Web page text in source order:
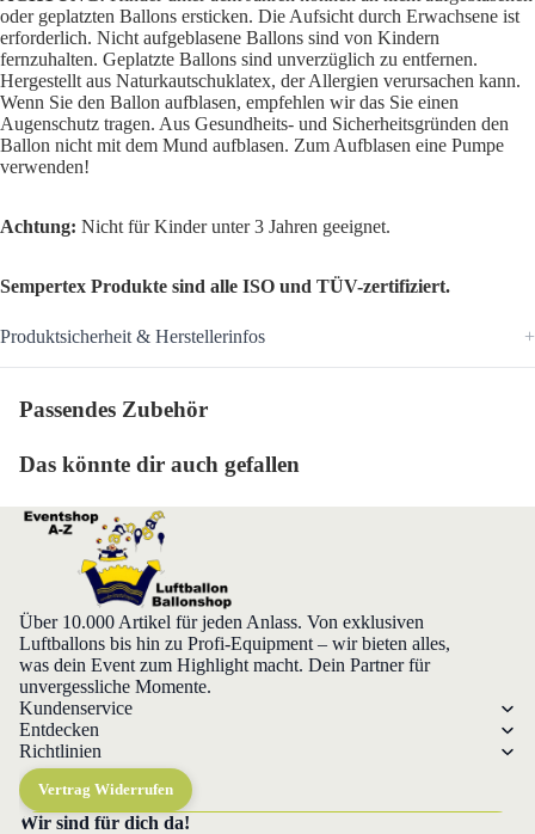
oder geplatzten Ballons ersticken. Die Aufsicht durch Erwachsene ist
erforderlich. Nicht aufgeblasene Ballons sind von Kindern
fernzuhalten. Geplatzte Ballons sind unverzüglich zu entfernen.
Hergestellt aus Naturkautschuklatex, der Allergien verursachen kann.
Wenn Sie den Ballon aufblasen, empfehlen wir das Sie einen
Augenschutz tragen. Aus Gesundheits- und Sicherheitsgründen den
Ballon nicht mit dem Mund aufblasen. Zum Aufblasen eine Pumpe
verwenden!
Achtung: Nicht für Kinder unter 3 Jahren geeignet.
Sempertex Produkte sind alle ISO und TÜV-zertifiziert.
Produktsicherheit & Herstellerinfos
Passendes Zubehör
Das könnte dir auch gefallen
Über 10.000 Artikel für jeden Anlass. Von exklusiven
Luftballons bis hin zu Profi-Equipment – wir bieten alles,
was dein Event zum Highlight macht. Dein Partner für
unvergessliche Momente.
Kundenservice
Entdecken
Richtlinien
Vertrag Widerrufen
Wir sind für dich da!